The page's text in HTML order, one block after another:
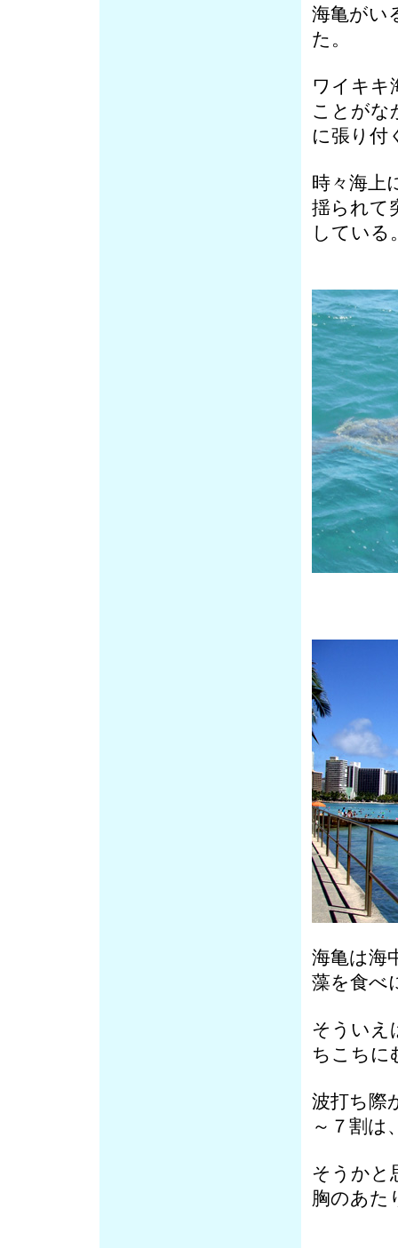
海亀がい
た。
ワイキキ
ことがな
に張り付
時々海上
揺られて
している
海亀は海
藻を食べ
そういえ
ちこちに
波打ち際
～７割は
そうかと
胸のあた